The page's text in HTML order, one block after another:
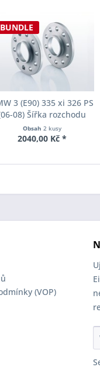
BUNDLE
3 (E90) 335 xi 326 PS
08) Šířka rozchodu
Pro-Spacer S90-2-15-
System2 Tloušťka 15mm
Obsah 2 kusy
2040,00 Kč *
(VOP)